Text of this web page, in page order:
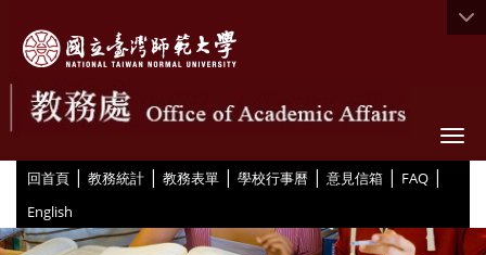
回首頁 | 教務統計 | 教務表單 | 學校行事曆 | 意見信箱 | FAQ |
English